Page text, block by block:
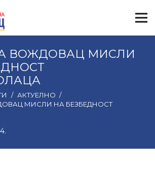
ВОЖДОВАЦ МИСЛИ
/ АКТУЕЛНО /
МИСЛИ НА БЕЗБЕДНОСТ